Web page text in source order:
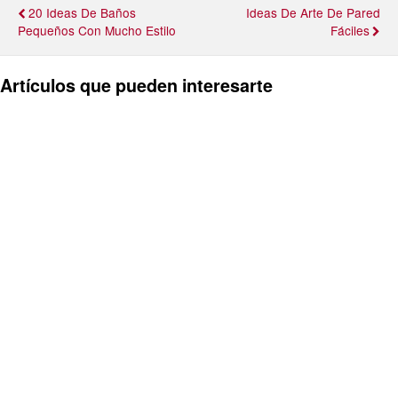
20 Ideas De Baños
Pequeños Con Mucho Estilo
Ideas De Arte De Pared
Fáciles
Artículos que pueden interesarte